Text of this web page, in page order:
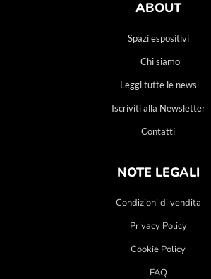
ABOUT
Spazi espositivi
Chi siamo
Leggi tutte le news
Iscriviti alla Newsletter
Contatti
NOTE LEGALI
Condizioni di vendita
Privacy Policy
Cookie Policy
FAQ